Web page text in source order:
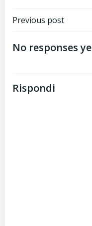
Post
Previous post
No responses
Rispondi